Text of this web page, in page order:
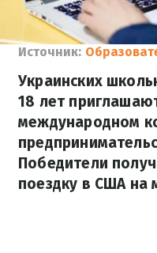
Источник:
Украинских
18 лет
международном
Победители
поездку в США на